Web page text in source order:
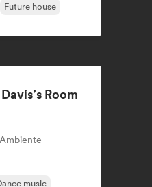
Future house
Room
Ambiente
music